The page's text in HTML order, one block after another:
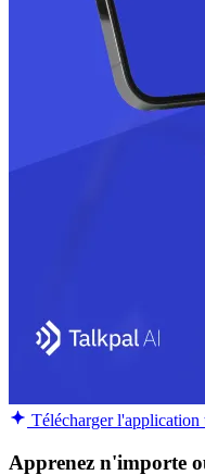
Télécharger l'application
Apprenez n'importe